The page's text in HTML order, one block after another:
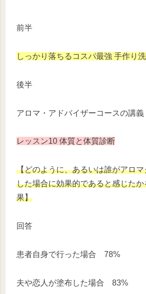
前半
しっかり落ちるコスパ最強 手作り
後半
アロマ・アドバイザーコースの講義
レッスン10 体質と体質診断
【どのように、あるいは誰がアロ
した場合に効果的であると感じた
果】
回答
患者自身で行った場合 78%
夫や恋人が塗布した場合 83%